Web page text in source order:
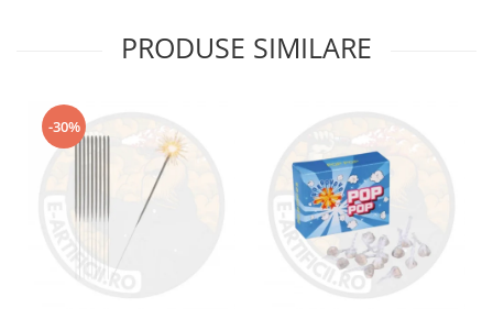
PRODUSE SIMILARE
-30%